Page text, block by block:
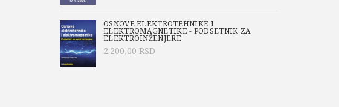
OSNOVE ELEKTROTEHNIKE I
ELEKTROMAGNETIKE - PODSETNIK ZA
ELEKTROINŽENJERE
2.200,00 RSD